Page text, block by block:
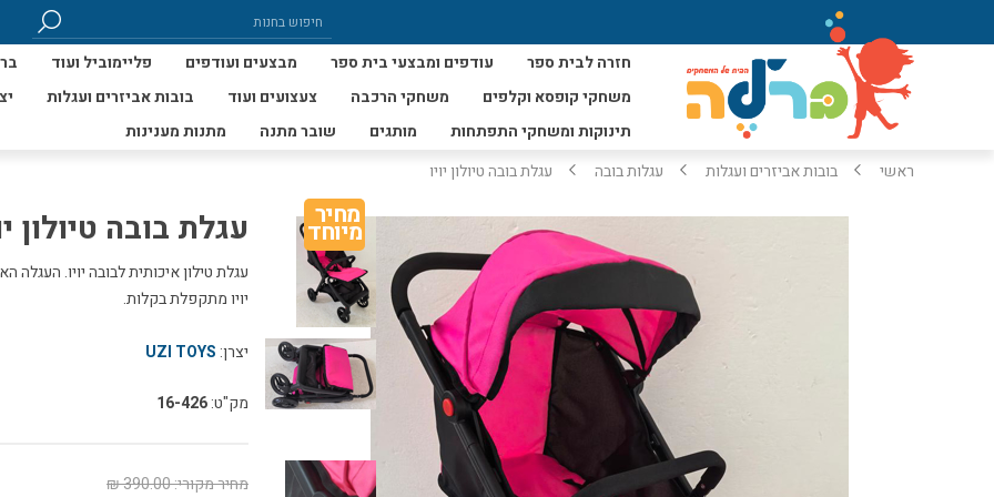
חזרה לבית ספר עודפים ומבצעי בית ספר מבצעים ועודפים פליימוביל ועוד
משחקי קופסא וקלפים
משחקי הרכבה צעצועים ועוד בובות אביזרים ועגלות
תינוקות ומשחקי התפתחות
מותגים שובר מתנה
מתנות מענינות
ראשי
בובות אביזרים ועגלות עגלות בובה עגלת בובה טיולון יויו
מחיר
מיוחד עגלת בובה טיולון
עגלת טילון איכותית לבובה יויו.
יויו מתקפלת בקלות.
יצרן: UZI TOYS
מק"ט:16-426
מחיר מקורי:390.00 ₪